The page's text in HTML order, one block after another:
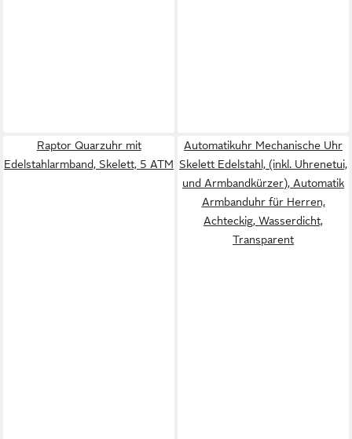
Raptor Quarzuhr mit
Edelstahlarmband, Skelett, 5 ATM
Automatikuhr Mechanische Uhr
Skelett Edelstahl, (inkl. Uhrenetui,
und Armbandkürzer), Automatik
Armbanduhr für Herren,
Achteckig, Wasserdicht,
Transparent